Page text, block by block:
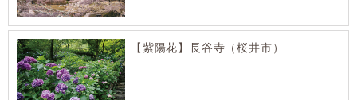
【紫陽花】長谷寺（桜井市）